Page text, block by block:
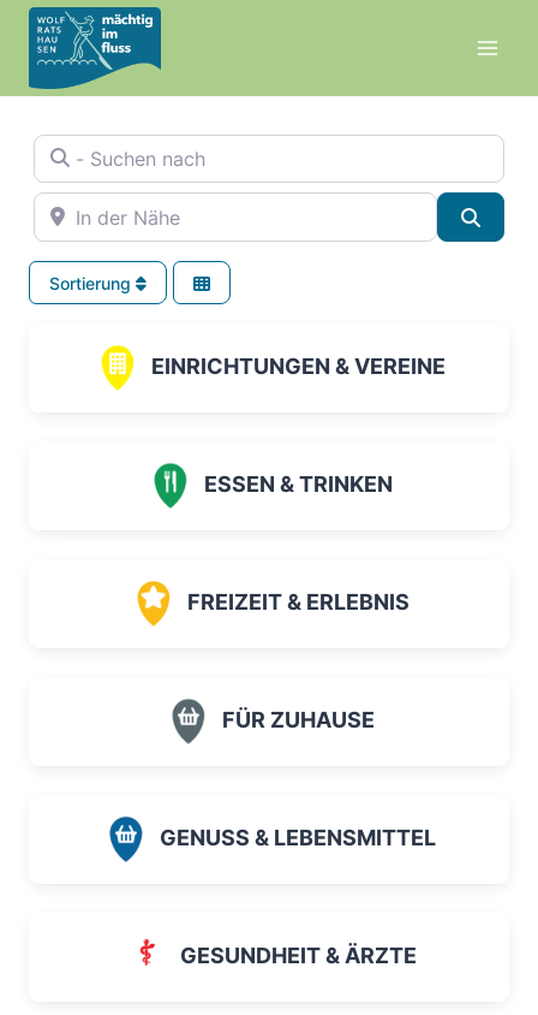
Zum
Inhalt
springen
- Suchen nach
In der Nähe
Sortierung
EINRICHTUNGEN & VEREINE
ESSEN & TRINKEN
FREIZEIT & ERLEBNIS
FÜR ZUHAUSE
GENUSS & LEBENSMITTEL
GESUNDHEIT & ÄRZTE